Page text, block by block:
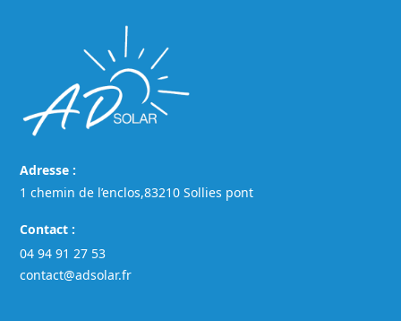
Adresse :
1 chemin de l’enclos,83210 Sollies pont
Contact :
04 94 91 27 53
contact@adsolar.fr